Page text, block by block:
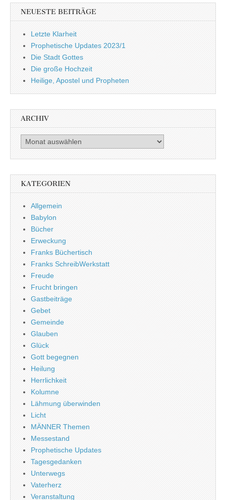
NEUESTE BEITRÄGE
Letzte Klarheit
Prophetische Updates 2023/1
Die Stadt Gottes
Die große Hochzeit
Heilige, Apostel und Propheten
ARCHIV
Archiv
KATEGORIEN
Allgemein
Babylon
Bücher
Erweckung
Franks Büchertisch
Franks SchreibWerkstatt
Freude
Frucht bringen
Gastbeiträge
Gebet
Gemeinde
Glauben
Glück
Gott begegnen
Heilung
Herrlichkeit
Kolumne
Lähmung überwinden
Licht
MÄNNER Themen
Messestand
Prophetische Updates
Tagesgedanken
Unterwegs
Vaterherz
Veranstaltung